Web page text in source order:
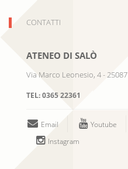
CONTATTI
ATENEO DI SALÒ
Via Marco Leonesio, 4- 25087
TEL:0365 22361
Email Youtube
Instagram